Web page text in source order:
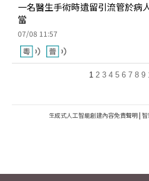
一名醫生手術時遺留引流管於病
當
07/08 11:57
1 2 3 4 5 6 7 8 9
生成式人工智能創建內容免責聲明 |